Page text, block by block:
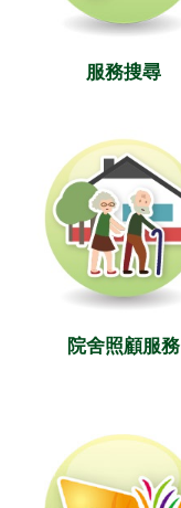
服務搜尋
院舍照顧服務